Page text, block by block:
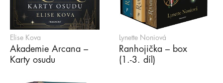
Elise Kova
Akademie Arcana –
Karty osudu
Lynette Noniová
Ranhojička – box
(1.-3. díl)